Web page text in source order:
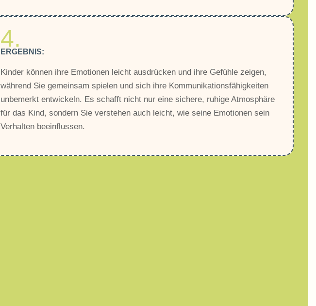
4.
ERGEBNIS:
Kinder können ihre Emotionen leicht ausdrücken und ihre Gefühle zeigen,
während Sie gemeinsam spielen und sich ihre Kommunikationsfähigkeiten
unbemerkt entwickeln. Es schafft nicht nur eine sichere, ruhige Atmosphäre
für das Kind, sondern Sie verstehen auch leicht, wie seine Emotionen sein
Verhalten beeinflussen.